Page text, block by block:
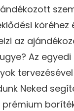
köréhez
az
Az egyedi
Neked